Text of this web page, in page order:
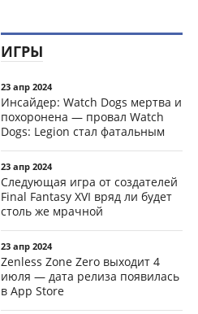
ИГРЫ
23 апр 2024
Инсайдер: Watch Dogs мертва и
похоронена — провал Watch
Dogs: Legion стал фатальным
23 апр 2024
Следующая игра от создателей
Final Fantasy XVI вряд ли будет
столь же мрачной
23 апр 2024
Zenless Zone Zero выходит 4
июля — дата релиза появилась
в App Store